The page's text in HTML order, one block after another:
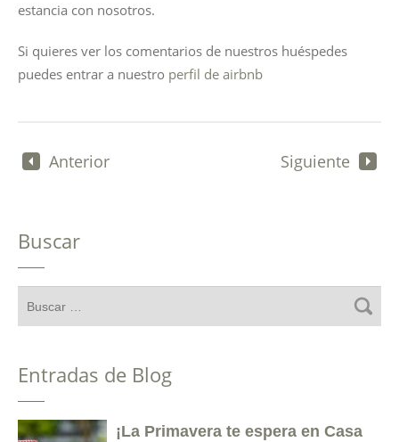
estancia con nosotros.
Si quieres ver los comentarios de nuestros huéspedes
puedes entrar a nuestro perfil de airbnb
Anterior Siguiente
Buscar
Entradas de Blog
¡La Primavera te espera en Casa